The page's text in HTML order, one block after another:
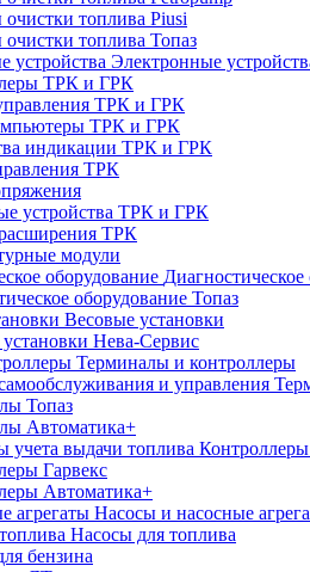
топлива Piusi
топлива Топаз
Электронные
ТРК и ГРК
ТРК и ГРК
ТРК и ГРК
индикации ТРК и ГРК
ТРК
устройства ТРК и ГРК
ТРК
модули
оборудование Топаз
Весовые установки
Нева-Сервис
Терминалы и контроллеры
Топаз
Автоматика+
Гарвекс
Автоматика+
Насосы и насосные
Насосы для топлива
бензина